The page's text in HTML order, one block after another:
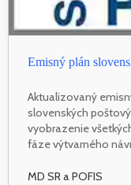
Emisný plán
Aktualizovaný
slovenských
vyobrazenie
fáze výtvarného
MD SR a POFIS